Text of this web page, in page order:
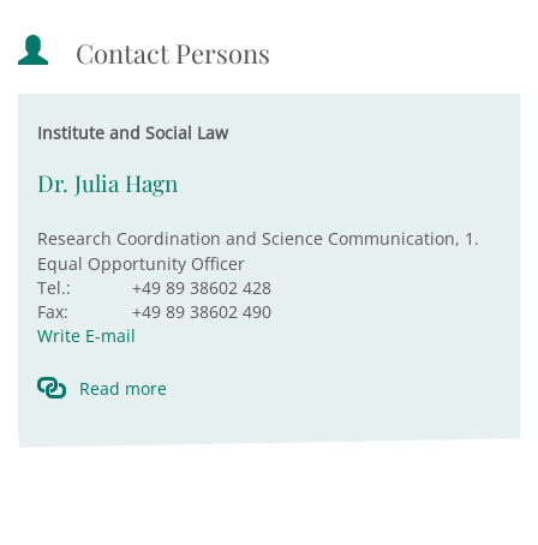
Contact Persons
Institute and Social Law
Dr. Julia Hagn
Research Coordination and Science Communication, 1.
Equal Opportunity Officer
Tel.:
+49 89 38602 428
Fax:
+49 89 38602 490
Write E-mail
Read more